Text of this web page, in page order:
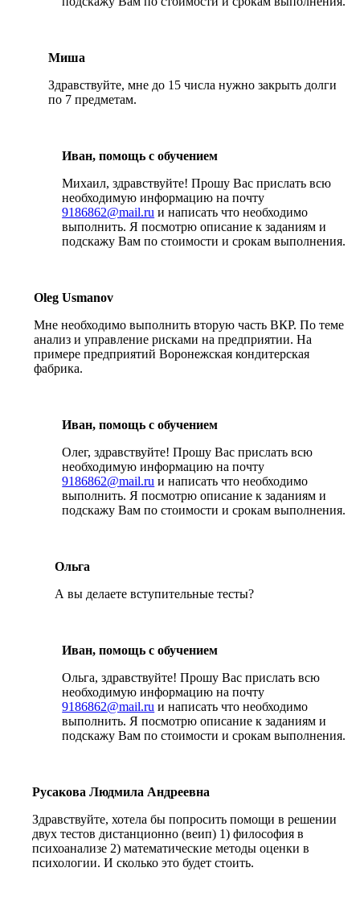
Миша
Здравствуйте, мне до 15 числа нужно закрыть долги
по 7 предметам.
Иван, помощь с обучением
Михаил, здравствуйте! Прошу Вас прислать всю
необходимую информацию на почту
9186862@mail.ru и написать что необходимо
выполнить. Я посмотрю описание к заданиям и
подскажу Вам по стоимости и срокам выполнения.
Oleg Usmanov
Мне необходимо выполнить вторую часть ВКР. По теме
анализ и управление рисками на предприятии. На
примере предприятий Воронежская кондитерская
фабрика.
Иван, помощь с обучением
Олег, здравствуйте! Прошу Вас прислать всю
необходимую информацию на почту
9186862@mail.ru и написать что необходимо
выполнить. Я посмотрю описание к заданиям и
подскажу Вам по стоимости и срокам выполнения.
Ольга
А вы делаете вступительные тесты?
Иван, помощь с обучением
Ольга, здравствуйте! Прошу Вас прислать всю
необходимую информацию на почту
9186862@mail.ru и написать что необходимо
выполнить. Я посмотрю описание к заданиям и
подскажу Вам по стоимости и срокам выполнения.
Русакова Людмила Андреевна
Здравствуйте, хотела бы попросить помощи в решении
двух тестов дистанционно (веип) 1) философия в
психоанализе 2) математические методы оценки в
психологии. И сколько это будет стоить.